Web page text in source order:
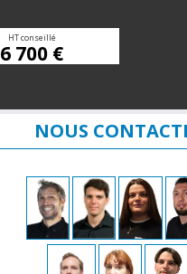
HT conseillé
6 700 €
NOUS